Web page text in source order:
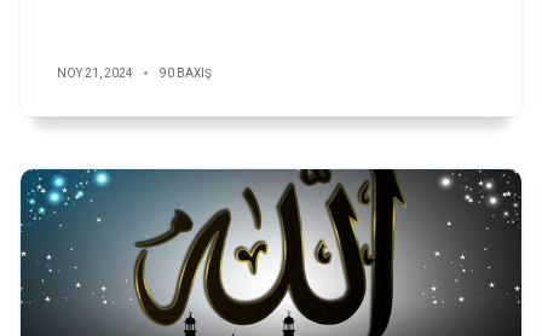
NOY 21, 2024 90 BAXIŞ